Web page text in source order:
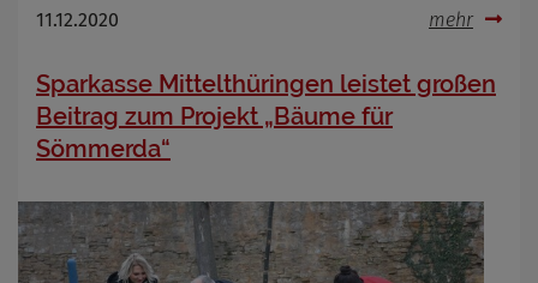
11.12.2020 mehr
Sparkasse Mittelthüringen leistet großen
Beitrag zum Projekt „Bäume für
Sömmerda“